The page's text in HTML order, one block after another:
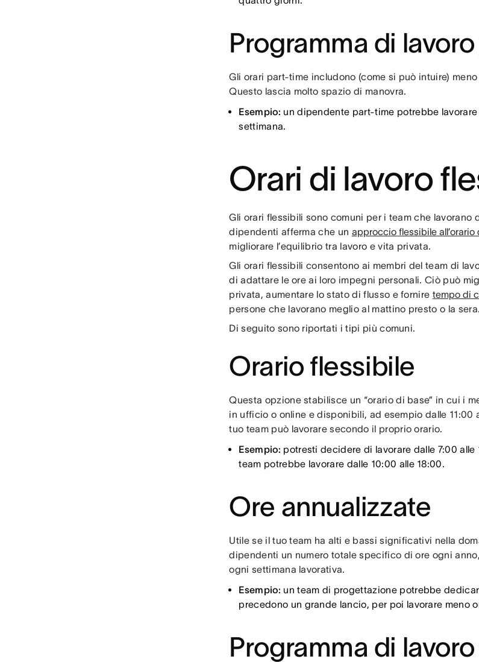
Programma di
Gli orari part-time includono (come si può intuire)
Questo lascia molto spazio di manovra.
Esempio: un dipendente part-time potrebbe
settimana.
Orari di lavoro
Gli orari flessibili sono comuni per i team che lavorano
dipendenti afferma che un approccio flessibile all’orario
migliorare l’equilibrio tra lavoro e vita privata.
Gli orari flessibili consentono ai membri del team di
di adattare le ore ai loro impegni personali. Ciò può
privata, aumentare lo stato di flusso e fornire tempo di
persone che lavorano meglio al mattino presto o la sera.
Di seguito sono riportati i tipi più comuni.
Orario flessibile
Questa opzione stabilisce un “orario di base” in cui i
in ufficio o online e disponibili, ad esempio dalle 11:00
tuo team può lavorare secondo il proprio orario.
Esempio: potresti decidere di lavorare dalle 7:00 alle
team potrebbe lavorare dalle 10:00 alle 18:00.
Ore annualizzate
Utile se il tuo team ha alti e bassi significativi nella
dipendenti un numero totale specifico di ore ogni
ogni settimana lavorativa.
Esempio: un team di progettazione potrebbe
precedono un grande lancio, per poi lavorare meno
Programma di